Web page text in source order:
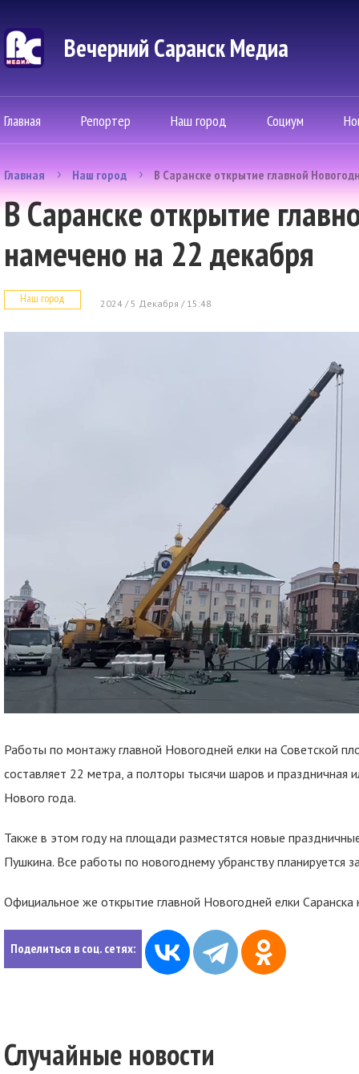
Вечерний Саранск Mедиа
Главная Репортер Наш город Социум
Главная Наш город В Саранске открытие главной
В Саранске открытие
намечено на 22 декабря
Наш город 2024 / 5 Декабря / 15:48
Работы по монтажу главной Новогодней елки на Советской
составляет 22 метра, а полторы тысячи шаров и праздничная
Нового года.
Также в этом году на площади разместятся новые
Пушкина. Все работы по новогоднему убранству планируется
Официальное же открытие главной Новогодней елки
Поделиться в соц. сетях:
Случайные новости